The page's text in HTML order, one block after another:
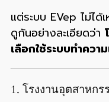
แต่ระบบ EVep ไม่ได้
ดูกันอย่างละเอียดว่า
เลือกใช้ระบบทำควา
1. โรงงานอุตสาหก